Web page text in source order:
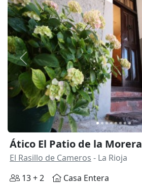
Anterior
Ático El Patio de la Morera
El Rasillo de Cameros - La Rioja
13 + 2
Casa Entera